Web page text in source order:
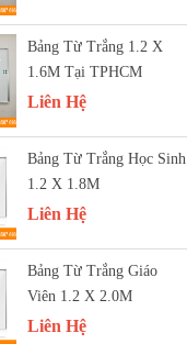
Bảng Từ Trắng 1.2 X
1.6M Tại TPHCM
Liên Hệ
Bảng Từ Trắng Học Sinh
1.2 X 1.8M
Liên Hệ
Bảng Từ Trắng Giáo
Viên 1.2 X 2.0M
Liên Hệ